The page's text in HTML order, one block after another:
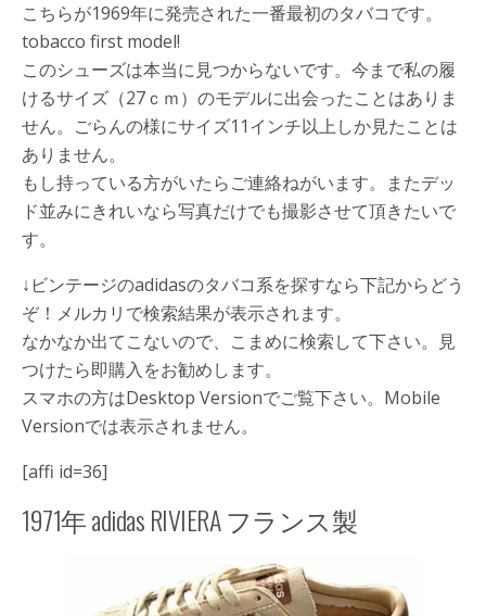
こちらが1969年に発売された一番最初のタバコです。
tobacco first model!
このシューズは本当に見つからないです。今まで私の履
けるサイズ（27ｃｍ）のモデルに出会ったことはありま
せん。ごらんの様にサイズ11インチ以上しか見たことは
ありません。
もし持っている方がいたらご連絡ねがいます。またデッ
ド並みにきれいなら写真だけでも撮影させて頂きたいで
す。
↓ビンテージのadidasのタバコ系を探すなら下記からどう
ぞ！メルカリで検索結果が表示されます。
なかなか出てこないので、こまめに検索して下さい。見
つけたら即購入をお勧めします。
スマホの方はDesktop Versionでご覧下さい。Mobile
Versionでは表示されません。
[affi id=36]
1971年 adidas RIVIERA フランス製